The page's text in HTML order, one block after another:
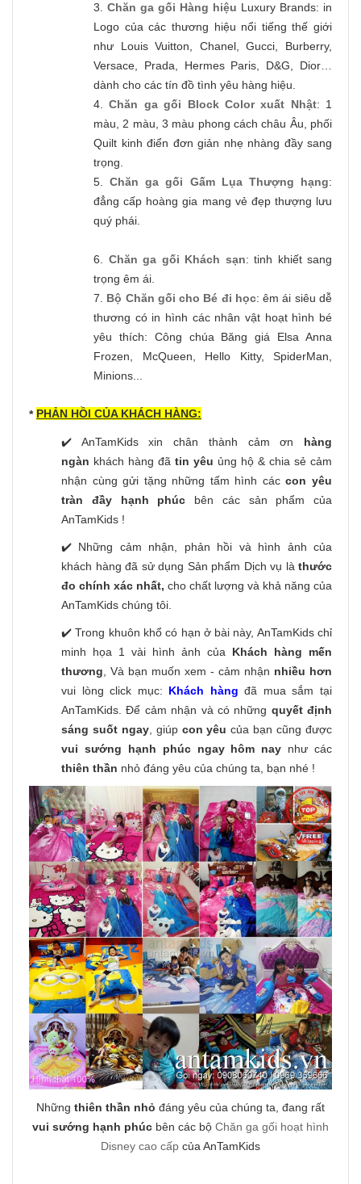
3. Chăn ga gối Hàng hiệu Luxury Brands: in
Logo của các thương hiệu nổi tiếng thế giới
như Louis Vuitton, Chanel, Gucci, Burberry,
Versace, Prada, Hermes Paris, D&G, Dior…
dành cho các tín đồ tình yêu hàng hiệu.
4.Chăn ga gối Block Color xuất Nhật: 1
màu, 2 màu, 3 màu phong cách châu Âu, phối
Quilt kinh điển đơn giản nhẹ nhàng đầy sang
trọng.
5.Chăn ga gối Gấm Lụa Thượng hạng:
đẳng cấp hoàng gia mang vẻ đẹp thượng lưu
quý phái.
6. Chăn ga gối Khách sạn: tinh khiết sang
trọng êm ái.
7. Bộ Chăn gối cho Bé đi học: êm ái siêu dễ
thương có in hình các nhân vật hoạt hình bé
yêu thích: Công chúa Băng giá Elsa Anna
Frozen, McQueen, Hello Kitty, SpiderMan,
Minions...
* PHẢN HỒI CỦA KHÁCH HÀNG:
✔️ AnTamKids xin chân thành cảm ơn hàng
ngàn khách hàng đã tin yêu ủng hộ & chia sẻ cảm
nhận cùng gửi tặng những tấm hình cáccon yêu
tràn đầy hạnh phúc bên các sản phẩm của
AnTamKids !
✔️ Những cảm nhận, phản hồi và hình ảnh của
khách hàng đã sử dụng Sản phẩm Dịch vụ là thước
đo chính xác nhất, cho chất lượng và khả năng của
AnTamKids chúng tôi.
✔️ Trong khuôn khổ có hạn ở bài này, AnTamKids chỉ
minh họa 1 vài hình ảnh của Khách hàng mến
thương , Và bạn muốn xem - cảm nhận nhiều hơn
vui lòng click mục: Khách hàng đã mua sắm tại
AnTamKids. Để cảm nhận và có những quyết định
sáng suốt ngay, giúp con yêu của bạn cũng được
vui sướng hạnh phúc ngay hôm nay như các
thiên thần nhỏ đáng yêu của chúng ta, bạn nhé !
Những thiên thần nhỏ đáng yêu của chúng ta, đang rất
vui sướng hạnh phúc bên các bộ Chăn ga gối hoạt hình
Disney cao cấp của AnTamKids